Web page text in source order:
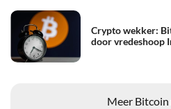
Crypto wekker:
door vredeshoop
Meer Bitcoin